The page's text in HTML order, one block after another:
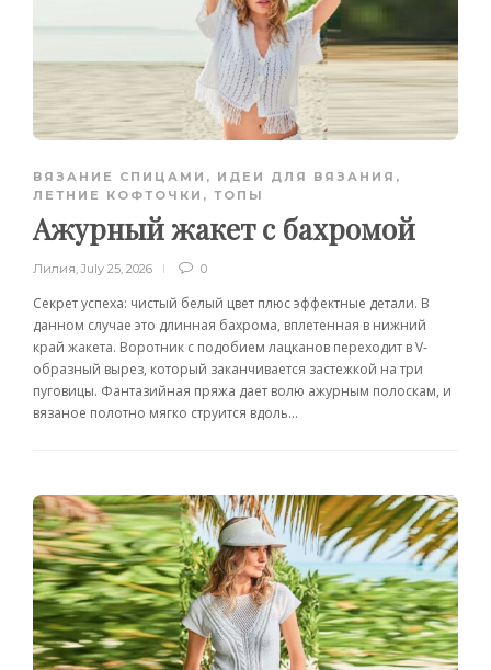
ВЯЗАНИЕ СПИЦАМИ , ИДЕИ ДЛЯ ВЯЗАНИЯ ,
ЛЕТНИЕ КОФТОЧКИ, ТОПЫ
Ажурный жакет с бахромой
Лилия, July 25, 2026 0
Секрет успеха: чистый белый цвет плюс эффектные детали. В
данном случае это длинная бахрома, вплетенная в нижний
край жакета. Воротник с подобием лацканов переходит в V-
образный вырез, который заканчивается застежкой на три
пуговицы. Фантазийная пряжа дает волю ажурным полоскам, и
вязаное полотно мягко струится вдоль...